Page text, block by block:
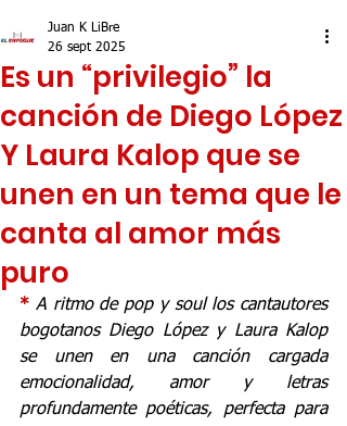
Es un “privilegio” la
canción de Diego López
Y Laura Kalop que se
unen en un tema que le
canta al amor más
puro
Juan K LiBre
26 sept 2025
* A ritmo de pop y soul los cantautores
bogotanos Diego López y Laura Kalop
se unen en una canción cargada
emocionalidad, amor y letras
profundamente poéticas, perfecta para